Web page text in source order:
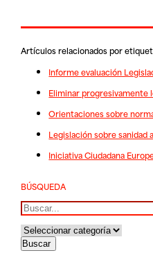
Artículos relacionados por
Informe evaluación
Eliminar progresivamente
Orientaciones sobre
Legislación sobre sanidad
Iniciativa Ciudadana
BÚSQUEDA
Buscar